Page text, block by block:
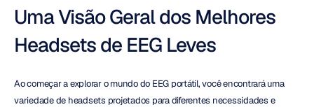
Uma Visão Geral dos Melhores
Headsets de EEG Leves
Ao começar a explorar o mundo do EEG portátil, você encontrará uma
variedade de headsets projetados para diferentes necessidades e